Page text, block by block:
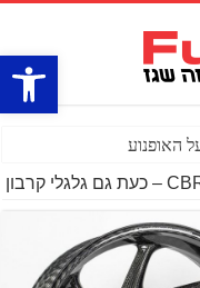
פתח
האופנוע